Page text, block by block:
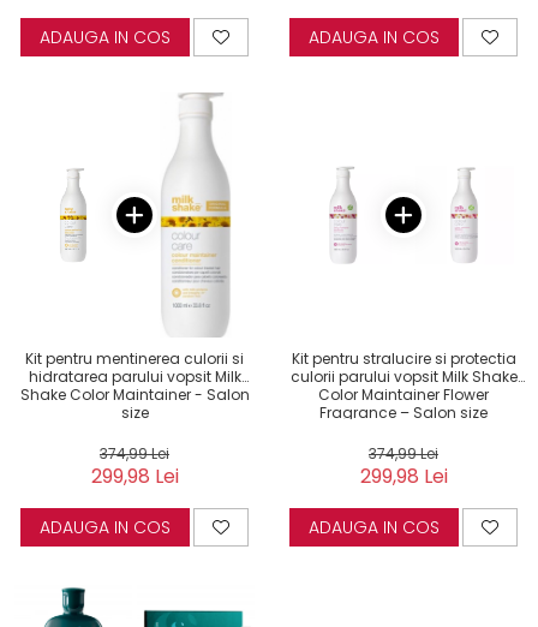
ADAUGA IN COS ADAUGA IN COS
Kit pentru mentinerea culorii si
hidratarea parului vopsit Milk
Shake Color Maintainer - Salon
size
374,99 Lei
299,98 Lei
ADAUGA IN COS
Kit pentru stralucire si protectia
culorii parului vopsit Milk Shake
Color Maintainer Flower
Fragrance – Salon size
374,99 Lei
299,98 Lei
ADAUGA IN COS